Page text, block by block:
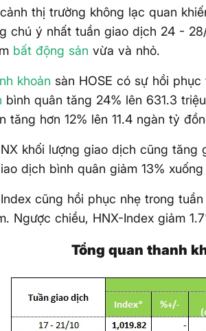
thị trường không lạc quan
chú ý nhất tuần giao dịch 24 -
bất động sản vừa và nhỏ.
khoản sàn HOSE có sự hồi
bình quân tăng 24% lên 631.3
tăng hơn 12% lên 11.4 ngàn tỷ
khối lượng giao dịch cũng tăng
dịch bình quân giảm 13%
cũng hồi phục nhẹ trong
Ngược chiều, HNX-Index giảm
Tổng quan thanh